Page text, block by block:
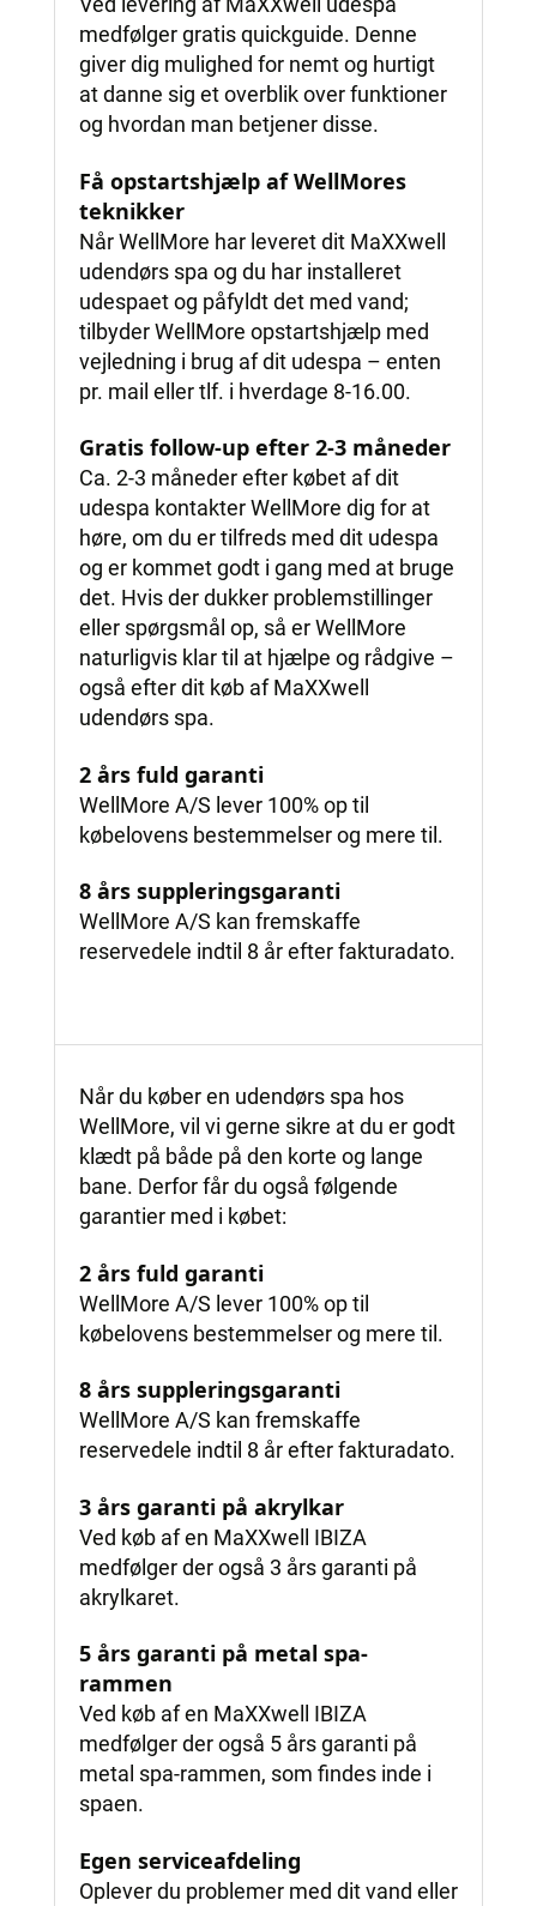
medfølger gratis quickguide. Denne
giver dig mulighed for nemt og hurtigt
at danne sig et overblik over funktioner
og hvordan man betjener disse.
Få opstartshjælp af WellMores
teknikker
Når WellMore har leveret dit MaXXwell
udendørs spa og du har installeret
udespaet og påfyldt det med vand;
tilbyder WellMore opstartshjælp med
vejledning i brug af dit udespa – enten
pr. mail eller tlf. i hverdage 8-16.00.
Gratis follow-up efter 2-3 måneder
Ca. 2-3 måneder efter købet af dit
udespa kontakter WellMore dig for at
høre, om du er tilfreds med dit udespa
og er kommet godt i gang med at bruge
det. Hvis der dukker problemstillinger
eller spørgsmål op, så er WellMore
naturligvis klar til at hjælpe og rådgive –
også efter dit køb af MaXXwell
udendørs spa.
2 års fuld garanti
WellMore A/S lever 100% op til
købelovens bestemmelser og mere til.
8 års suppleringsgaranti
WellMore A/S kan fremskaffe
reservedele indtil 8 år efter fakturadato.
Når du køber en udendørs spa hos
WellMore, vil vi gerne sikre at du er godt
klædt på både på den korte og lange
bane. Derfor får du også følgende
garantier med i købet:
2 års fuld garanti
WellMore A/S lever 100% op til
købelovens bestemmelser og mere til.
8 års suppleringsgaranti
WellMore A/S kan fremskaffe
reservedele indtil 8 år efter fakturadato.
3 års garanti på akrylkar
Ved køb af en MaXXwell IBIZA
medfølger der også 3 års garanti på
akrylkaret.
5 års garanti på metal spa-
rammen
Ved køb af en MaXXwell IBIZA
medfølger der også 5 års garanti på
metal spa-rammen, som findes inde i
spaen.
Egen serviceafdeling
Oplever du problemer med dit vand eller